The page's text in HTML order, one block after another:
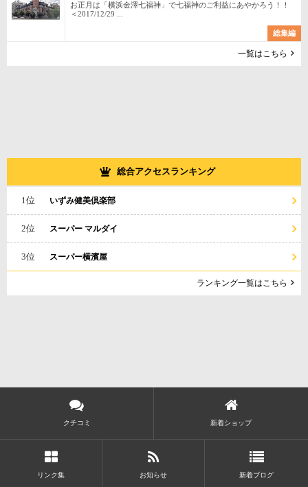
お正月は「横浜金澤七福神」で七福神のご利益にあやかろう！！
＜2017/12/29 ...
総集編
一覧はこちら
総合アクセスランキング
1位 いずみ健美倶楽部
2位 スーパー マルダイ
3位 スーパー横濱屋
ランキング一覧はこちら
クチコミ 新着ショップ
リンク集 お知らせ 新着ブログ